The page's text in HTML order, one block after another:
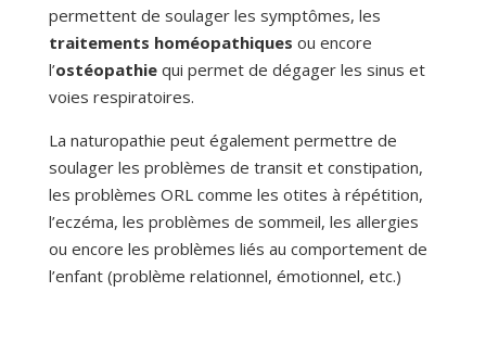
permettent de soulager les symptômes, les
traitements homéopathiques ou encore
l’ostéopathiequi permet de dégager les sinus et
voies respiratoires.
La naturopathie peut également permettre de
soulager les problèmes de transit et constipation,
les problèmes ORL comme les otites à répétition,
l’eczéma, les problèmes de sommeil, les allergies
ou encore les problèmes liés au comportement de
l’enfant (problème relationnel, émotionnel, etc.)